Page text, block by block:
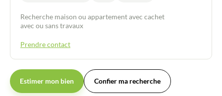
Recherche maison ou appartement avec cachet
avec ou sans travaux
Prendre contact
Estimer mon bien Confier ma recherche